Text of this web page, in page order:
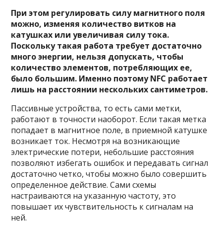
При этом регулировать силу магнитного поля
можно, изменяя количество витков на
катушках или увеличивая силу тока.
Поскольку такая работа требует достаточно
много энергии, нельзя допускать, чтобы
количество элементов, потребляющих ее,
было большим. Именно поэтому NFC работает
лишь на расстоянии нескольких сантиметров.
Пассивные устройства, то есть сами метки,
работают в точности наоборот. Если такая метка
попадает в магнитное поле, в приемной катушке
возникает ток. Несмотря на возникающие
электрические потери, небольшие расстояния
позволяют избегать ошибок и передавать сигнал
достаточно четко, чтобы можно было совершить
определенное действие. Сами схемы
настраиваются на указанную частоту, это
повышает их чувствительность к сигналам на
ней.